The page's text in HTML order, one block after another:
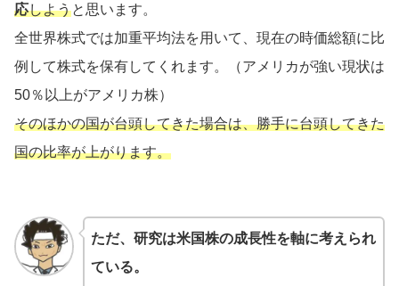
応しようと思います。
全世界株式では加重平均法を用いて、現在の時価総額に比
例して株式を保有してくれます。（アメリカが強い現状は
50％以上がアメリカ株）
そのほかの国が台頭してきた場合は、勝手に台頭してきた
国の比率が上がります。
ただ、研究は米国株の成長性を軸に考えられ
ている。